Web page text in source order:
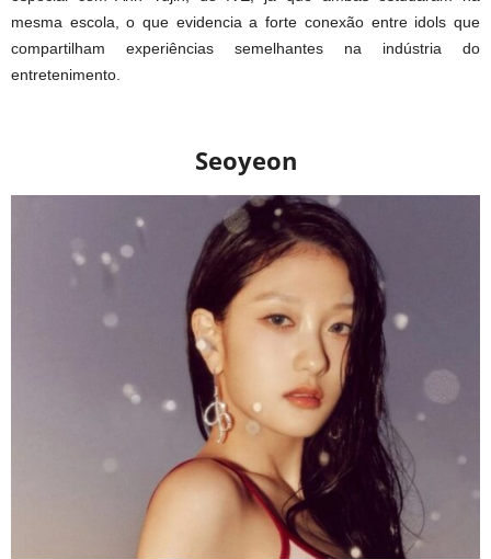
mesma escola, o que evidencia a forte conexão entre idols que
compartilham experiências semelhantes na indústria do
entretenimento.
Seoyeon